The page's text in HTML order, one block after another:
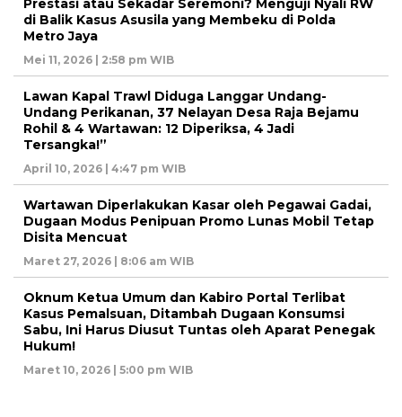
Prestasi atau Sekadar Seremoni? Menguji Nyali RW
di Balik Kasus Asusila yang Membeku di Polda
Metro Jaya
Mei 11, 2026 | 2:58 pm WIB
Lawan Kapal Trawl Diduga Langgar Undang-
Undang Perikanan, 37 Nelayan Desa Raja Bejamu
Rohil & 4 Wartawan: 12 Diperiksa, 4 Jadi
Tersangka!”
April 10, 2026 | 4:47 pm WIB
Wartawan Diperlakukan Kasar oleh Pegawai Gadai,
Dugaan Modus Penipuan Promo Lunas Mobil Tetap
Disita Mencuat
Maret 27, 2026 | 8:06 am WIB
Oknum Ketua Umum dan Kabiro Portal Terlibat
Kasus Pemalsuan, Ditambah Dugaan Konsumsi
Sabu, Ini Harus Diusut Tuntas oleh Aparat Penegak
Hukum!
Maret 10, 2026 | 5:00 pm WIB